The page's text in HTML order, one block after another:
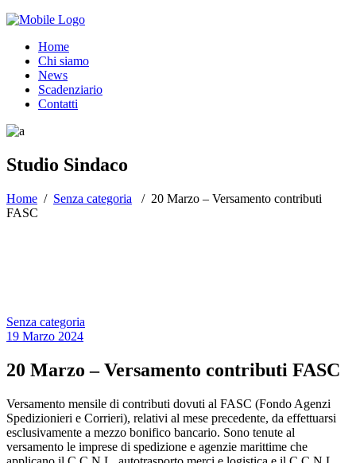
Home
Chi siamo
News
Scadenziario
Contatti
Studio Sindaco
Home / Senza categoria / 20 Marzo – Versamento contributi
FASC
Senza categoria
19 Marzo 2024
20 Marzo – Versamento contributi FASC
Versamento mensile di contributi dovuti al FASC (Fondo Agenzi
Spedizionieri e Corrieri), relativi al mese precedente, da effettuarsi
esclusivamente a mezzo bonifico bancario. Sono tenute al
versamento le imprese di spedizione e agenzie marittime che